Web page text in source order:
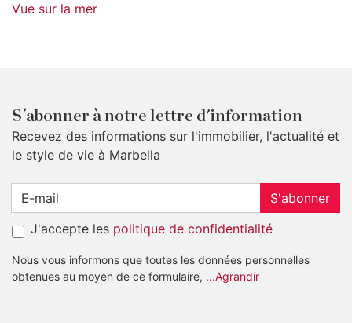
Vue sur la mer
S´abonner à notre lettre d'information
Recevez des informations sur l'immobilier, l'actualité et
le style de vie à Marbella
S'abonner
J'accepte les politique de confidentialité
Nous vous informons que toutes les données personnelles
obtenues au moyen de ce formulaire, ...Agrandir